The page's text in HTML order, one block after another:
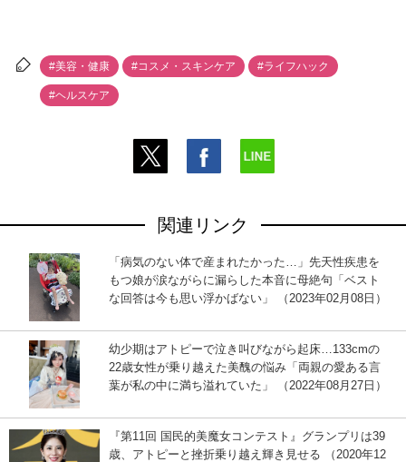
#美容・健康 #コスメ・スキンケア #ライフハック
#ヘルスケア
関連リンク
「病気のない体で産まれたかった…」先天性疾患を
もつ娘が涙ながらに漏らした本音に母絶句「ベスト
な回答は今も思い浮かばない」 （2023年02月08日）
幼少期はアトピーで泣き叫びながら起床…133cmの
22歳女性が乗り越えた美醜の悩み「両親の愛ある言
葉が私の中に満ち溢れていた」 （2022年08月27日）
『第11回 国民的美魔女コンテスト』グランプリは39
歳、アトピーと挫折乗り越え輝き見せる （2020年12